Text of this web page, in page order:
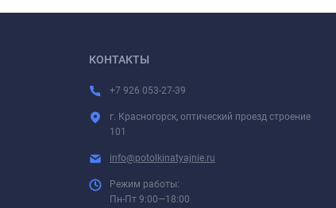
КОНТАКТЫ
+7 926 053-27-39
г. Красногорск, оптический проезд строение
101
info@potolkinatyajnie.ru
Режим работы:
Пн-Пт 9:00—18:00